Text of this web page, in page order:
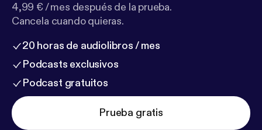
4,99 € / mes después de la prueba.
Cancela cuando quieras.
20 horas de audiolibros / mes
Podcasts exclusivos
Podcast gratuitos
Prueba gratis